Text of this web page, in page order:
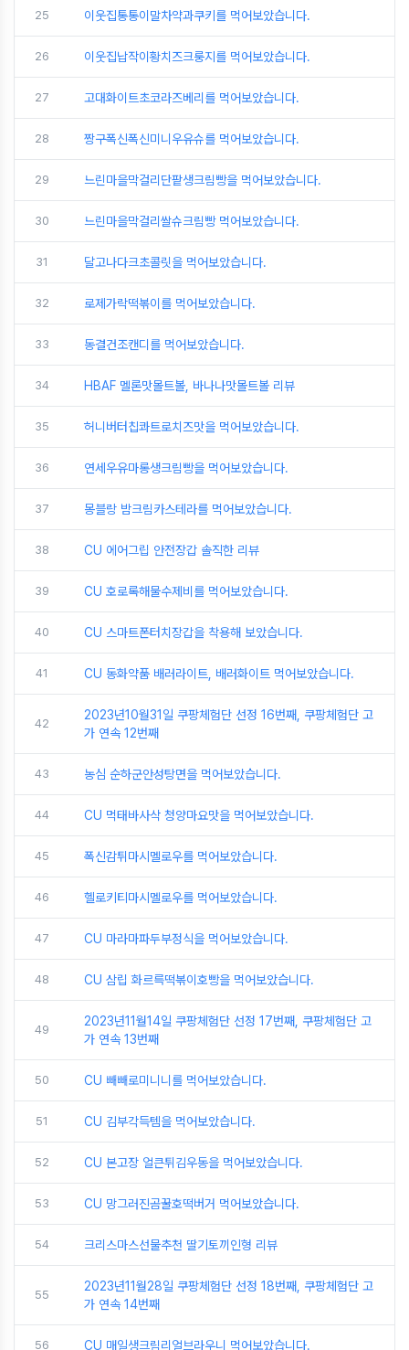
25 이웃집통통이말차약과쿠키를 먹어보았습니다.
26 이웃집납작이황치즈크룽지를 먹어보았습니다.
27 고대화이트초코라즈베리를 먹어보았습니다.
28 짱구폭신폭신미니우유슈를 먹어보았습니다.
29 느린마을막걸리단팥생크림빵을 먹어보았습니다.
30 느린마을막걸리쌀슈크림빵 먹어보았습니다.
31 달고나다크초콜릿을 먹어보았습니다.
32 로제가락떡볶이를 먹어보았습니다.
33 동결건조캔디를 먹어보았습니다.
34 HBAF 멜론맛몰트볼, 바나나맛몰트볼 리뷰
35 허니버터칩콰트로치즈맛을 먹어보았습니다.
36 연세우유마롱생크림빵을 먹어보았습니다.
37 몽블랑 밤크림카스테라를 먹어보았습니다.
38 CU 에어그립 안전장갑 솔직한 리뷰
39 CU 호로록해물수제비를 먹어보았습니다.
40 CU 스마트폰터치장갑을 착용해 보았습니다.
41 CU 동화약품 배러라이트, 배러화이트 먹어보았습니다.
42
2023년10월31일 쿠팡체험단 선정 16번째, 쿠팡체험단 고
가 연속 12번째
43 농심 순하군안성탕면을 먹어보았습니다.
44 CU 먹태바사삭 청양마요맛을 먹어보았습니다.
45 폭신감튀마시멜로우를 먹어보았습니다.
46 헬로키티마시멜로우를 먹어보았습니다.
47 CU 마라마파두부정식을 먹어보았습니다.
48 CU 삼립 화르륵떡볶이호빵을 먹어보았습니다.
49
2023년11월14일 쿠팡체험단 선정 17번째, 쿠팡체험단 고
가 연속 13번째
50 CU 빼빼로미니니를 먹어보았습니다.
51 CU 김부각득템을 먹어보았습니다.
52 CU 본고장 얼큰튀김우동을 먹어보았습니다.
53 CU 망그러진곰꿀호떡버거 먹어보았습니다.
54 크리스마스선물추천 딸기토끼인형 리뷰
55
2023년11월28일 쿠팡체험단 선정 18번째, 쿠팡체험단 고
가 연속 14번째
56 CU 매일생크림리얼브라우니 먹어보았습니다.